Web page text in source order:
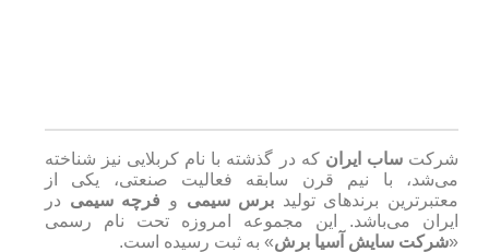
شرکتساب ایران که در گذشته با نام کربلایی نیز شناخته
می‌شد، با نیم قرن سابقه فعالیت صنعتی، یکی از
معتبرترین برندهای تولید برس سیمی و فرچه سیمی در
ایران می‌باشد. این مجموعه امروزه تحت نام رسمی
«شرکت سایش آسیا برش» به ثبت رسیده است.